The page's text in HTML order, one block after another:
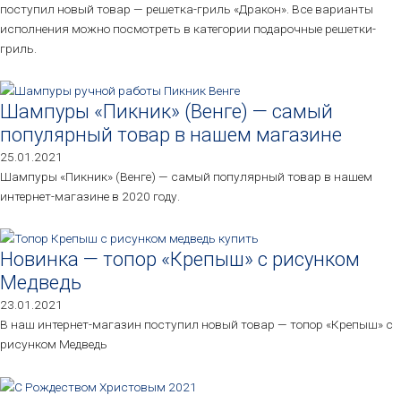
поступил новый товар — решетка-гриль «Дракон». Все варианты
исполнения можно посмотреть в категории подарочные решетки-
гриль.
Шампуры «Пикник» (Венге) — самый
популярный товар в нашем магазине
25.01.2021
Шампуры «Пикник» (Венге) — самый популярный товар в нашем
интернет-магазине в 2020 году.
Новинка — топор «Крепыш» с рисунком
Медведь
23.01.2021
В наш интернет-магазин поступил новый товар — топор «Крепыш» с
рисунком Медведь